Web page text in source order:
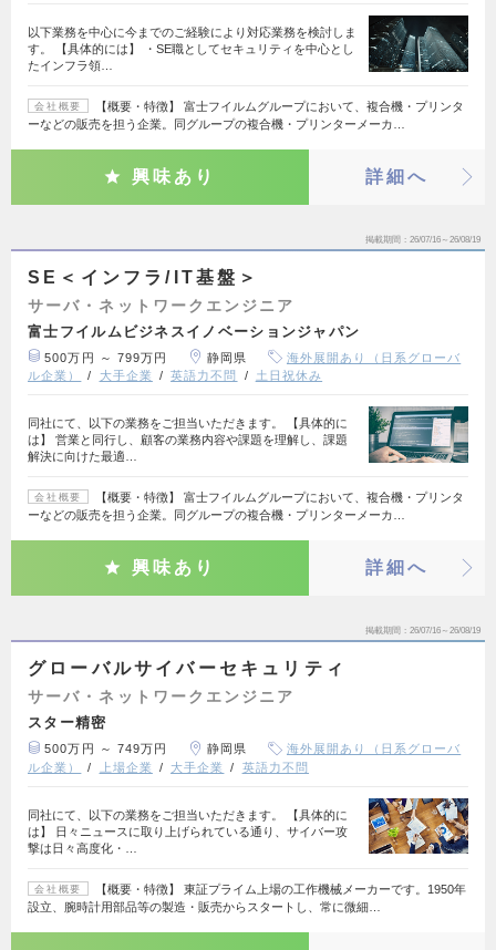
以下業務を中心に今までのご経験により対応業務を検討しま
す。 【具体的には】 ・SE職としてセキュリティを中心とし
たインフラ領…
会社概要
【概要・特徴】 富士フイルムグループにおいて、複合機・プリンタ
ーなどの販売を担う企業。同グループの複合機・プリンターメーカ…
興味あり 詳細へ
掲載期間 26/07/16～26/08/19
SE＜インフラ/IT基盤＞
サーバ・ネットワークエンジニア
富士フイルムビジネスイノベーションジャパン
500万円 ～ 799万円 静岡県
海外展開あり（日系グローバ
ル企業）
大手企業 英語力不問 土日祝休み
同社にて、以下の業務をご担当いただきます。 【具体的に
は】 営業と同行し、顧客の業務内容や課題を理解し、課題
解決に向けた最適…
会社概要
【概要・特徴】 富士フイルムグループにおいて、複合機・プリンタ
ーなどの販売を担う企業。同グループの複合機・プリンターメーカ…
興味あり 詳細へ
掲載期間 26/07/16～26/08/19
グローバルサイバーセキュリティ
サーバ・ネットワークエンジニア
スター精密
500万円 ～ 749万円 静岡県
海外展開あり（日系グローバ
ル企業）
上場企業 大手企業 英語力不問
同社にて、以下の業務をご担当いただきます。 【具体的に
は】 日々ニュースに取り上げられている通り、サイバー攻
撃は日々高度化・…
会社概要
【概要・特徴】 東証プライム上場の工作機械メーカーです。1950年
設立、腕時計用部品等の製造・販売からスタートし、常に微細…